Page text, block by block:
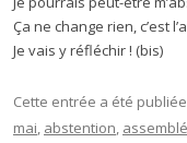
Ça ne change rien, c’est
Je vais y réfléchir ! (bis)
Cette entrée a été
mai, abstention,